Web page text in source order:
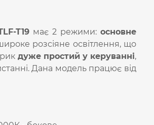
T19 має 2 режими:основне
розсіяне освітлення, що
дуже простий у керуванні,
Дана модель працює від